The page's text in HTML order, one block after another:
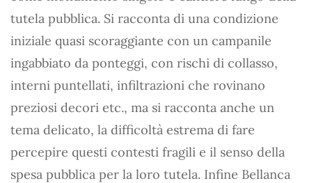
tutela pubblica. Si racconta di una condizione
iniziale quasi scoraggiante con un campanile
ingabbiato da ponteggi, con rischi di collasso,
interni puntellati, infiltrazioni che rovinano
preziosi decori etc., ma si racconta anche un
tema delicato, la difficoltà estrema di fare
percepire questi contesti fragili e il senso della
spesa pubblica per la loro tutela. Infine Bellanca